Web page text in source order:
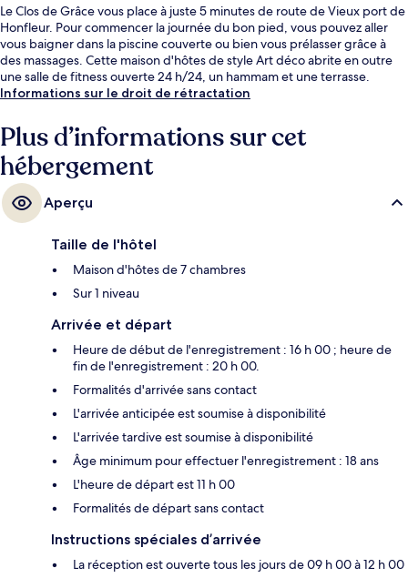
Le Clos de Grâce vous place à juste 5 minutes de route de Vieux port de
Honfleur. Pour commencer la journée du bon pied, vous pouvez aller
vous baigner dans la piscine couverte ou bien vous prélasser grâce à
des massages. Cette maison d'hôtes de style Art déco abrite en outre
une salle de fitness ouverte 24 h/24, un hammam et une terrasse.
Informations sur le droit de rétractation
Plus d’informations sur cet
hébergement
Aperçu
Taille de l'hôtel
Maison d'hôtes de 7 chambres
Sur 1 niveau
Arrivée et départ
Heure de début de l'enregistrement : 16 h 00 ; heure de
fin de l'enregistrement : 20 h 00.
Formalités d'arrivée sans contact
L'arrivée anticipée est soumise à disponibilité
L'arrivée tardive est soumise à disponibilité
Âge minimum pour effectuer l'enregistrement : 18 ans
L'heure de départ est 11 h 00
Formalités de départ sans contact
Instructions spéciales d’arrivée
La réception est ouverte tous les jours de 09 h 00 à 12 h 00